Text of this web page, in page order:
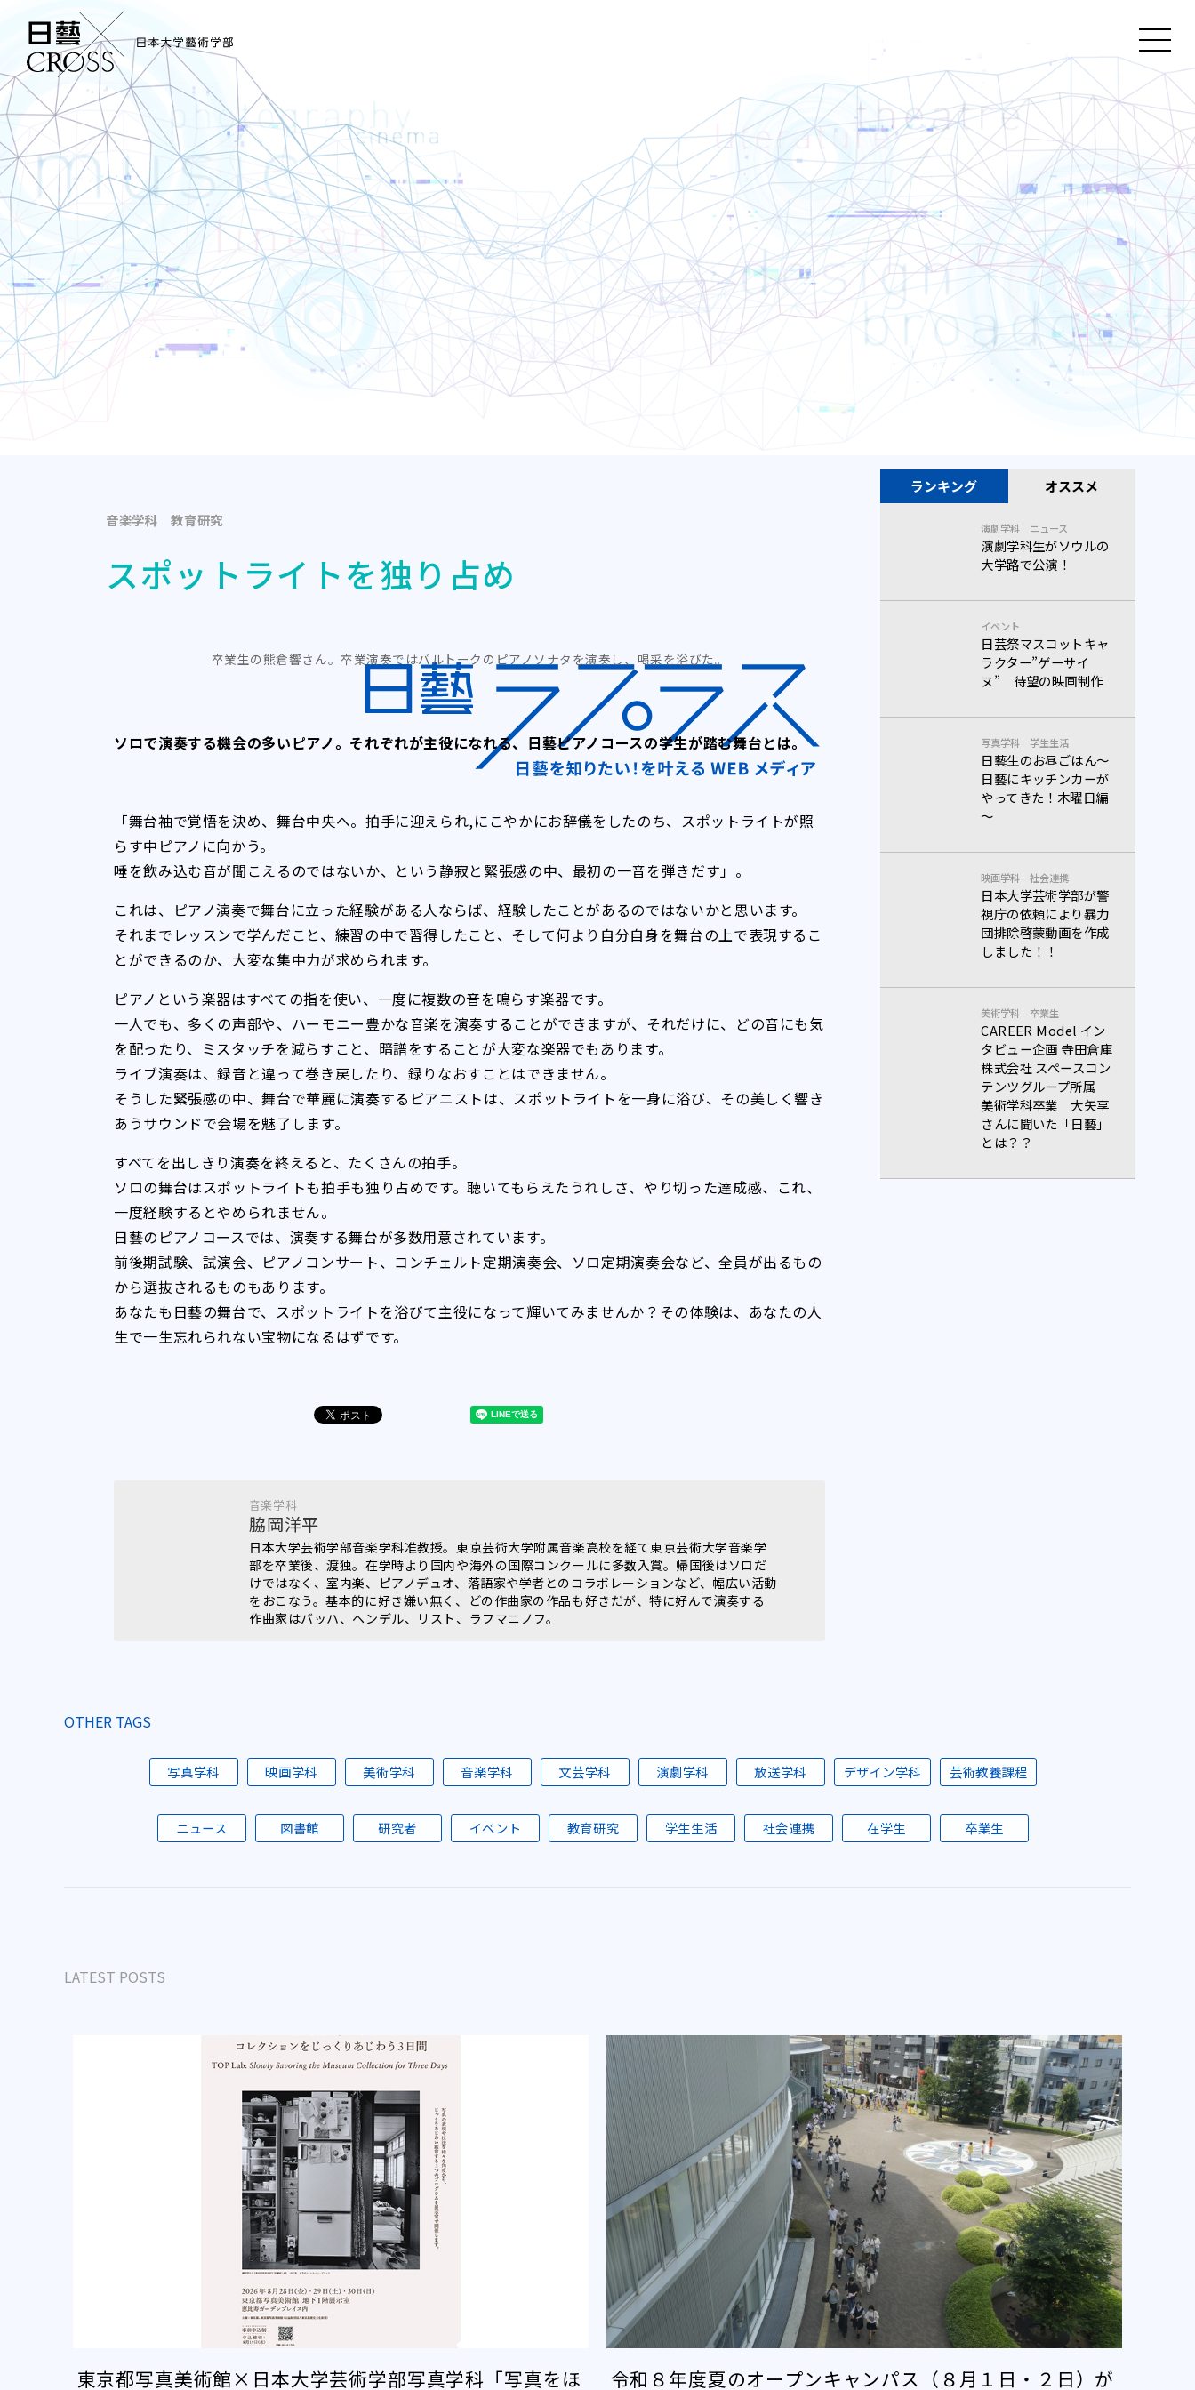
音楽学科 教育研究
スポットライトを独り占め
卒業生の熊倉響さん。卒業演奏ではバルトークのピアノソナタを演奏し、喝采を浴びた。
ソロで演奏する機会の多いピアノ。それぞれが主役になれる、日藝ピアノコースの学生が踏む舞台とは。
「舞台袖で覚悟を決め、舞台中央へ。拍手に迎えられ,にこやかにお辞儀をしたのち、スポットライトが照
らす中ピアノに向かう。
唾を飲み込む音が聞こえるのではないか、という静寂と緊張感の中、最初の一音を弾きだす」。
これは、ピアノ演奏で舞台に立った経験がある人ならば、経験したことがあるのではないかと思います。
それまでレッスンで学んだこと、練習の中で習得したこと、そして何より自分自身を舞台の上で表現するこ
とができるのか、大変な集中力が求められます。
ピアノという楽器はすべての指を使い、一度に複数の音を鳴らす楽器です。
一人でも、多くの声部や、ハーモニー豊かな音楽を演奏することができますが、それだけに、どの音にも気
を配ったり、ミスタッチを減らすこと、暗譜をすることが大変な楽器でもあります。
ライブ演奏は、録音と違って巻き戻したり、録りなおすことはできません。
そうした緊張感の中、舞台で華麗に演奏するピアニストは、スポットライトを一身に浴び、その美しく響き
あうサウンドで会場を魅了します。
すべてを出しきり演奏を終えると、たくさんの拍手。
ソロの舞台はスポットライトも拍手も独り占めです。聴いてもらえたうれしさ、やり切った達成感、これ、
一度経験するとやめられません。
日藝のピアノコースでは、演奏する舞台が多数用意されています。
前後期試験、試演会、ピアノコンサート、コンチェルト定期演奏会、ソロ定期演奏会など、全員が出るもの
から選抜されるものもあります。
あなたも日藝の舞台で、スポットライトを浴びて主役になって輝いてみませんか？その体験は、あなたの人
生で一生忘れられない宝物になるはずです。
音楽学科
脇岡洋平
日本大学芸術学部音楽学科准教授。東京芸術大学附属音楽高校を経て東京芸術大学音楽学
部を卒業後、渡独。在学時より国内や海外の国際コンクールに多数入賞。帰国後はソロだ
けではなく、室内楽、ピアノデュオ、落語家や学者とのコラボレーションなど、幅広い活動
をおこなう。基本的に好き嫌い無く、どの作曲家の作品も好きだが、特に好んで演奏する
作曲家はバッハ、ヘンデル、リスト、ラフマニノフ。
ランキング オススメ
演劇学科 ニュース
演劇学科生がソウルの
大学路で公演！
イベント
日芸祭マスコットキャ
ラクター”ゲーサイ
ヌ” 待望の映画制作
写真学科 学生生活
日藝生のお昼ごはん～
日藝にキッチンカーが
やってきた！木曜日編
～
映画学科 社会連携
日本大学芸術学部が警
視庁の依頼により暴力
団排除啓蒙動画を作成
しました！！
美術学科 卒業生
CAREER Model イン
タビュー企画 寺田倉庫
株式会社 スペースコン
テンツグループ所属
美術学科卒業 大矢享
さんに聞いた「日藝」
とは？？
OTHER TAGS
写真学科 映画学科 美術学科 音楽学科 文芸学科 演劇学科 放送学科 デザイン学科 芸術教養課程
ニュース 図書館 研究者 イベント 教育研究 学生生活 社会連携 在学生 卒業生
LATEST POSTS
東京都写真美術館×日本大学芸術学部写真学科「写真をほ 令和８年度夏のオープンキャンパス（８月１日・２日）が